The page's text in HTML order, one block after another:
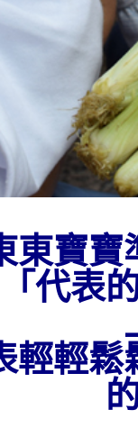
東寶寶
代表
輕輕